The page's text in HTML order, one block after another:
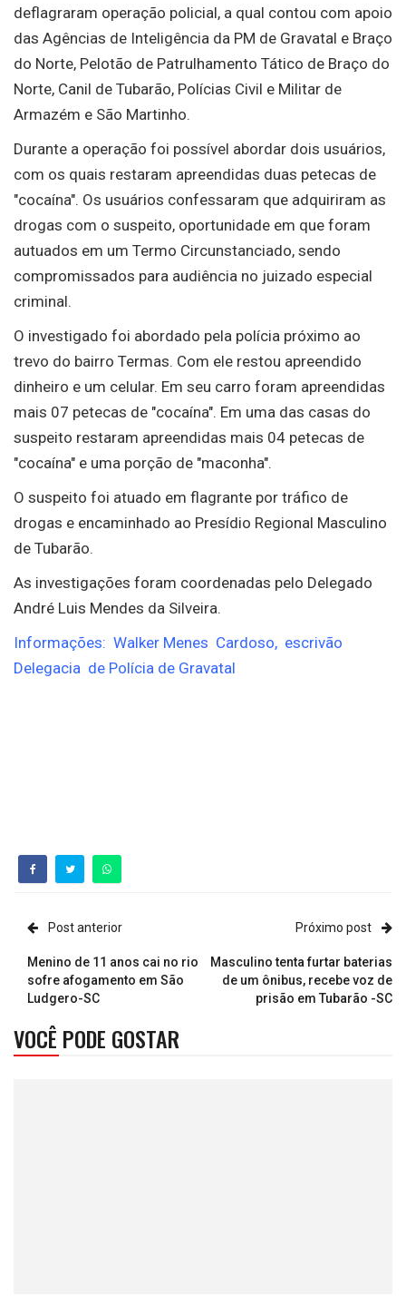
deflagraram operação policial, a qual contou com apoio
das Agências de Inteligência da PM de Gravatal e Braço
do Norte, Pelotão de Patrulhamento Tático de Braço do
Norte, Canil de Tubarão, Polícias Civil e Militar de
Armazém e São Martinho.
Durante a operação foi possível abordar dois usuários,
com os quais restaram apreendidas duas petecas de
"cocaína". Os usuários confessaram que adquiriram as
drogas com o suspeito, oportunidade em que foram
autuados em um Termo Circunstanciado, sendo
compromissados para audiência no juizado especial
criminal.
O investigado foi abordado pela polícia próximo ao
trevo do bairro Termas. Com ele restou apreendido
dinheiro e um celular. Em seu carro foram apreendidas
mais 07 petecas de "cocaína". Em uma das casas do
suspeito restaram apreendidas mais 04 petecas de
"cocaína" e uma porção de "maconha".
O suspeito foi atuado em flagrante por tráfico de
drogas e encaminhado ao Presídio Regional Masculino
de Tubarão.
As investigações foram coordenadas pelo Delegado
André Luis Mendes da Silveira.
Informações: Walker Menes Cardoso, escrivão
Delegacia de Polícia de Gravatal
Post anterior
Menino de 11 anos cai no rio
sofre afogamento em São
Ludgero-SC
Próximo post
Masculino tenta furtar baterias
de um ônibus, recebe voz de
prisão em Tubarão -SC
VOCÊ PODE GOSTAR